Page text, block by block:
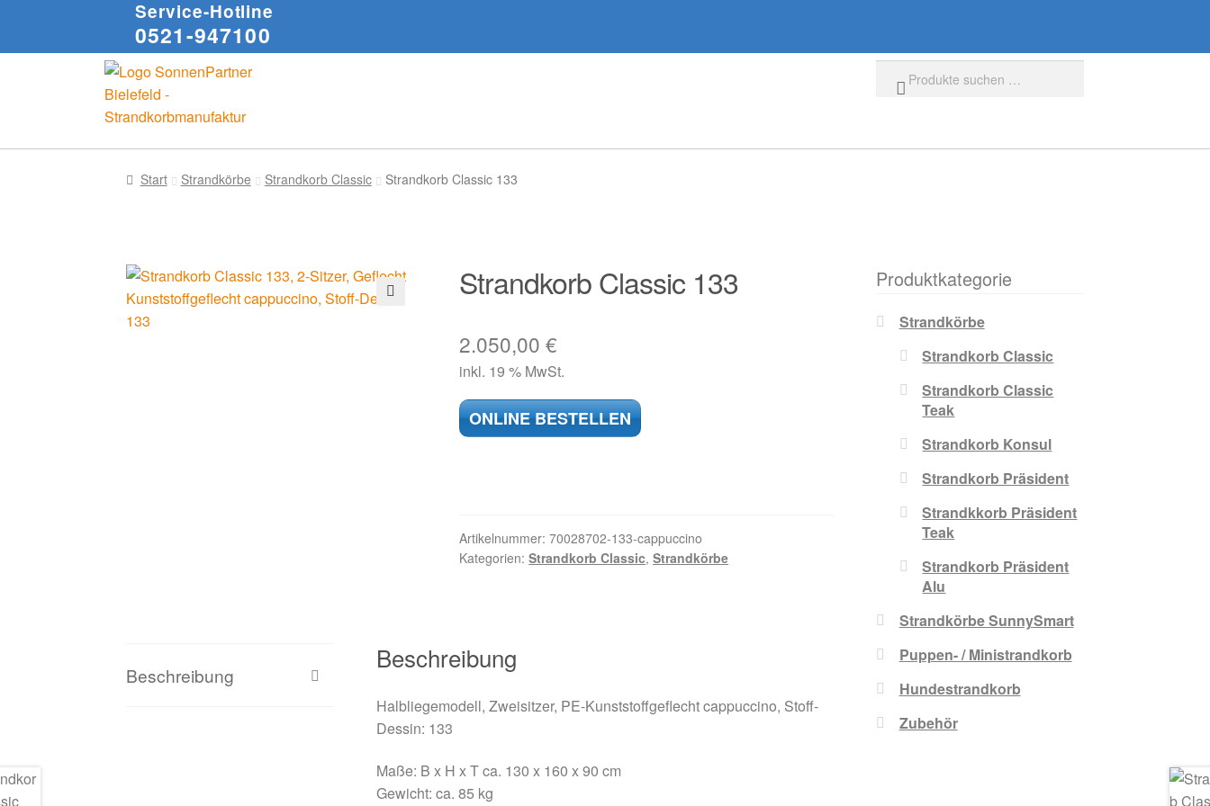
Service-Hotline
0521-947100
Start Strandkörbe Strandkorb Classic Strandkorb Classic 133
Strandkorb Classic 133
2.050,00€
inkl. 19 % MwSt.
ONLINE BESTELLEN
Artikelnummer:70028702-133-cappuccino
Kategorien:Strandkorb Classic,Strandkörbe
Beschreibung
Beschreibung
Halbliegemodell, Zweisitzer, PE-Kunststoffgeflecht cappuccino, Stoff-
Dessin: 133
Maße: B x H x T ca. 130 x 160 x 90 cm
Gewicht: ca. 85 kg
Produktkategorie
Strandkörbe
Strandkorb Classic
Strandkorb Classic
Teak
Strandkorb Konsul
Strandkorb Präsident
Strandkkorb Präsident
Teak
Strandkorb Präsident
Alu
Strandkörbe SunnySmart
Puppen- / Ministrandkorb
Hundestrandkorb
Zubehör